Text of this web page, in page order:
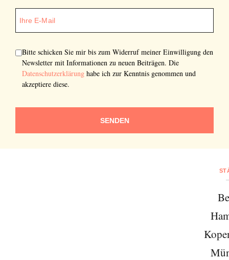
Bitte schicken Sie mir bis zum Widerruf meiner Einwilligung den
Newsletter mit Informationen zu neuen Beiträgen. Die
Datenschutzerklärung habe ich zur Kenntnis genommen und
akzeptiere diese.
SENDEN